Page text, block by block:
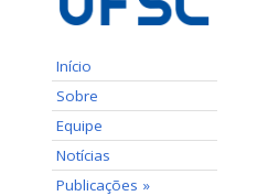
Início
Sobre
Equipe
Notícias
Publicações »